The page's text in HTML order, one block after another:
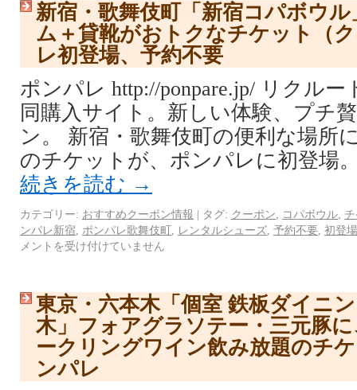
新宿・歌舞伎町「新宿コパボウ
ム＋貸靴がおトクなチケット（
レ初登場、予約不要
ポンパレ http://ponpare.jp/ リクル
同購入サイト。新しい体験、プチ
ン。 新宿・歌舞伎町の便利な場所
のチケットが、ポンパレに初登場
続きを読む →
カテゴリー: おすすめクーポン情報 | タグ: クーポン コパボウル
ンパレ新宿
ポンパレ歌舞伎町 レンタルシューズ 予約不要 初登場
メントを受け付けていません
東京・六本木「個室 鉄板ダイニ
木」フォアグラソテー・三元豚
ークリングワイン飲み放題のチ
ンパレ